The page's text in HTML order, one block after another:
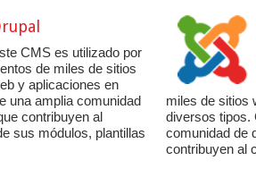
CMS es utilizado por
de miles de sitios
y aplicaciones en
una amplia comunidad
contribuyen al
sus módulos, plantillas
miles de sitios
diversos tipos.
comunidad de
contribuyen al